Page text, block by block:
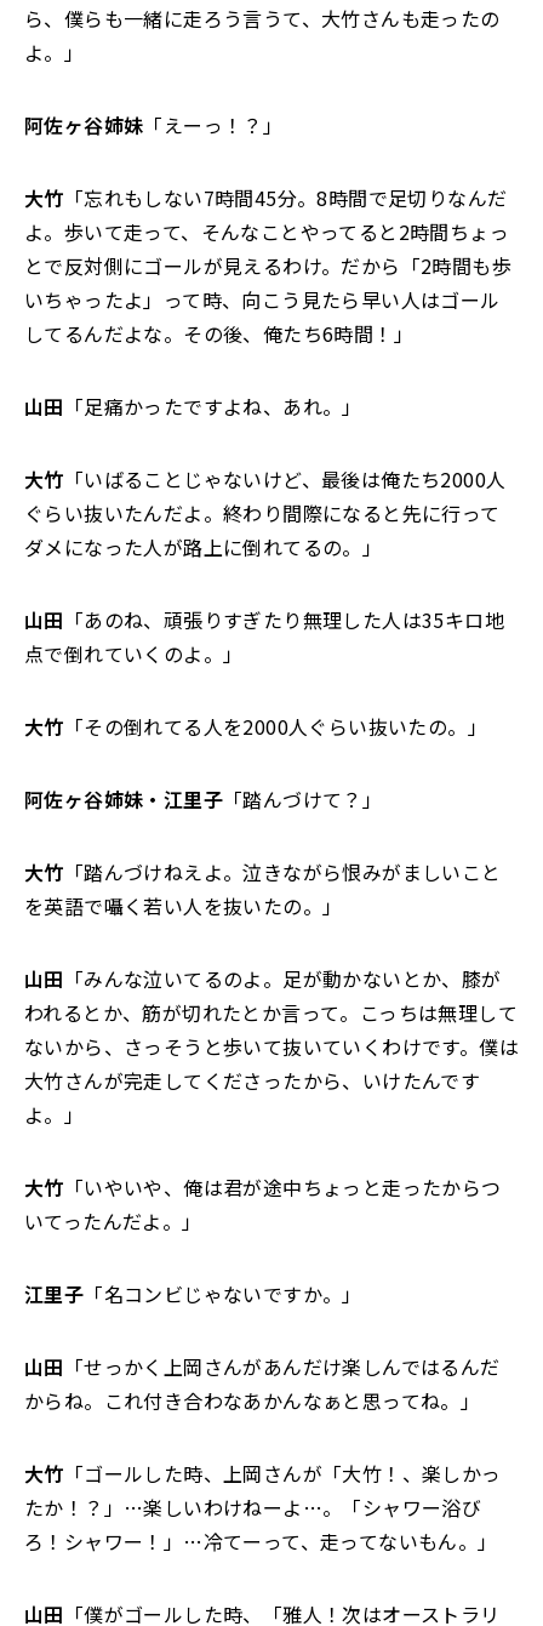
ら、僕らも一緒に走ろう言うて、大竹さんも走ったの
よ。」
阿佐ヶ谷姉妹 「えーっ！？」
大竹 「忘れもしない7時間45分。8時間で足切りなんだ
よ。歩いて走って、そんなことやってると2時間ちょっ
とで反対側にゴールが見えるわけ。だから「2時間も歩
いちゃったよ」って時、向こう見たら早い人はゴール
してるんだよな。その後、俺たち6時間！」
山田 「足痛かったですよね、あれ。」
大竹 「いばることじゃないけど、最後は俺たち2000人
ぐらい抜いたんだよ。終わり間際になると先に行って
ダメになった人が路上に倒れてるの。」
山田 「あのね、頑張りすぎたり無理した人は35キロ地
点で倒れていくのよ。」
大竹 「その倒れてる人を2000人ぐらい抜いたの。」
阿佐ヶ谷姉妹・江里子 「踏んづけて？」
大竹 「踏んづけねえよ。泣きながら恨みがましいこと
を英語で囁く若い人を抜いたの。」
山田 「みんな泣いてるのよ。足が動かないとか、膝が
われるとか、筋が切れたとか言って。こっちは無理して
ないから、さっそうと歩いて抜いていくわけです。僕は
大竹さんが完走してくださったから、いけたんです
よ。」
大竹 「いやいや、俺は君が途中ちょっと走ったからつ
いてったんだよ。」
江里子 「名コンビじゃないですか。」
山田 「せっかく上岡さんがあんだけ楽しんではるんだ
からね。これ付き合わなあかんなぁと思ってね。」
大竹 「ゴールした時、上岡さんが「大竹！、楽しかっ
たか！？」…楽しいわけねーよ…。「シャワー浴び
ろ！シャワー！」…冷てーって、走ってないもん。」
山田 「僕がゴールした時、「雅人！次はオーストラリ